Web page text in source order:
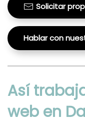
Solicitar
Hablar con
Así
web en